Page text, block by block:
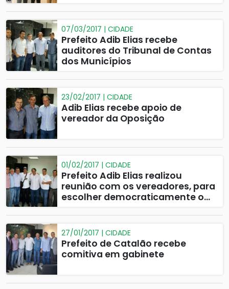
07/03/2017 | CIDADE
Prefeito Adib Elias recebe
auditores do Tribunal de Contas
dos Municípios
23/02/2017 | CIDADE
Adib Elias recebe apoio de
vereador da Oposição
01/02/2017 | CIDADE
Prefeito Adib Elias realizou
reunião com os vereadores, para
escolher democraticamente o
Câmara Municipal de
Vereadores.
27/01/2017 | CIDADE
Prefeito de Catalão recebe
comitiva em gabinete